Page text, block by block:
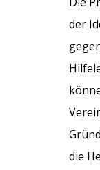
der
die